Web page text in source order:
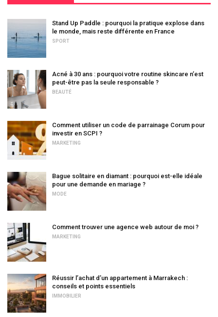
Stand Up Paddle : pourquoi la pratique explose dans
le monde, mais reste différente en France
SPORT
Acné à 30 ans : pourquoi votre routine skincare n’est
peut-être pas la seule responsable ?
BEAUTÉ
Comment utiliser un code de parrainage Corum pour
investir en SCPI ?
MARKETING
Bague solitaire en diamant : pourquoi est-elle idéale
pour une demande en mariage ?
MODE
Comment trouver une agence web autour de moi ?
MARKETING
Réussir l’achat d’un appartement à Marrakech :
conseils et points essentiels
IMMOBILIER